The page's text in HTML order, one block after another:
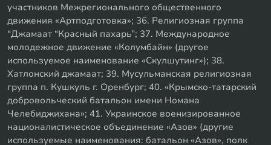
участников Межрегионального общественного
движения «Артподготовка»; 36. Религиозная группа
“Джамаат “Красный пахарь”; 37. Международное
молодежное движение «Колумбайн» (другое
используемое наименование «Скулшутинг»); 38.
Хатлонский джамаат; 39. Мусульманская религиозная
группа п. Кушкуль г. Оренбург; 40. «Крымско-татарский
добровольческий батальон имени Номана
Челебиджихана»; 41. Украинское военизированное
националистическое объединение «Азов» (другие
используемые наименования: батальон «Азов», полк